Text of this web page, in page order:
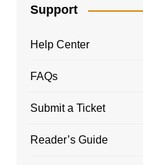
Support
Help Center
FAQs
Submit a Ticket
Reader’s Guide